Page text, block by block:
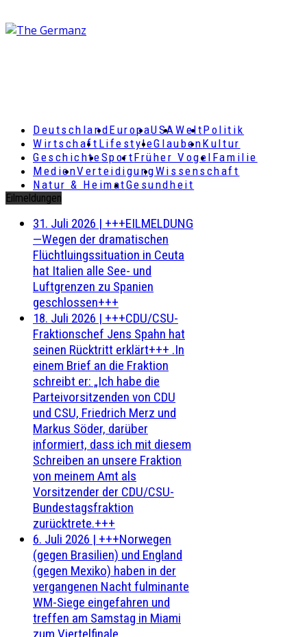
DeutschlandEuropaUSAWeltPolitik
Wirtschaft LifestyleGlaubenKultur
GeschichteSportFrüher Vogel Familie
MedienVerteidigungWissenschaft
Natur & HeimatGesundheit
Eilmeldungen
31. Juli 2026 | +++EILMELDUNG
—Wegen der dramatischen
Flüchtluingssituation in Ceuta
hat Italien alle See- und
Luftgrenzen zu Spanien
geschlossen+++
18. Juli 2026 | +++CDU/CSU-
Fraktionschef Jens Spahn hat
seinen Rücktritt erklärt+++ .In
einem Brief an die Fraktion
schreibt er: „Ich habe die
Parteivorsitzenden von CDU
und CSU, Friedrich Merz und
Markus Söder, darüber
informiert, dass ich mit diesem
Schreiben an unsere Fraktion
von meinem Amt als
Vorsitzender der CDU/CSU-
Bundestagsfraktion
zurücktrete.+++
6. Juli 2026 | +++Norwegen
(gegen Brasilien) und England
(gegen Mexiko) haben in der
vergangenen Nacht fulminante
WM-Siege eingefahren und
treffen am Samstag in Miami